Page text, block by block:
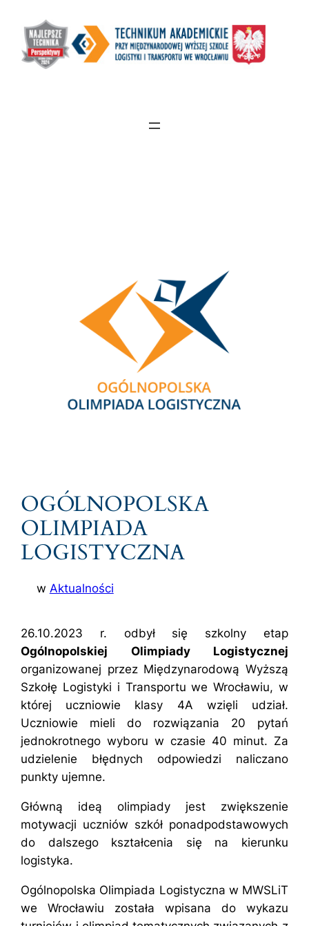
OGÓLNOPOLSKA
OLIMPIADA
LOGISTYCZNA
w Aktualności
26.10.2023 r. odbył się szkolny etap
Ogólnopolskiej Olimpiady Logistycznej
organizowanej przez Międzynarodową Wyższą
Szkołę Logistyki i Transportu we Wrocławiu, w
której uczniowie klasy 4A wzięli udział.
Uczniowie mieli do rozwiązania 20 pytań
jednokrotnego wyboru w czasie 40 minut. Za
udzielenie błędnych odpowiedzi naliczano
punkty ujemne.
Główną ideą olimpiady jest zwiększenie
motywacji uczniów szkół ponadpodstawowych
do dalszego kształcenia się na kierunku
logistyka.
Ogólnopolska Olimpiada Logistyczna w MWSLiT
we Wrocławiu została wpisana do wykazu